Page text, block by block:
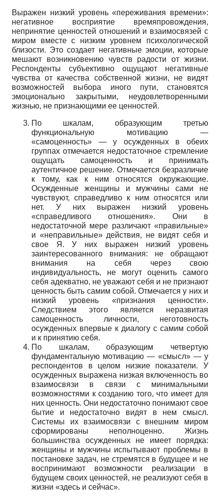
Выражен низкий уровень «переживания времени»:
негативное восприятие времяпровождения,
непринятие ценностей отношений и взаимосвязей с
миром вместе с низким уровнем психологической
близости. Это создает негативные эмоции, которые
мешают возникновению чувств радости от жизни.
Респонденты субъективно ощущают негативные
чувства от качества собственной жизни, не видят
возможностей выбора иного пути, становятся
эмоционально закрытыми, неудовлетворенными
жизнью, не признающими ее ценностей.
По шкалам, образующим третью
функциональную мотивацию —
«самоценность» — у осужденных в обеих
группах отмечается недостаточное стремление
ощущать самоценность и принимать
аутентичное решение. Отмечается безразличие
к тому, как к ним относятся окружающие.
Осужденные женщины и мужчины сами не
чувствуют, справедливо к ним относятся или
нет. У них выражен низкий уровень
«справедливого отношения». Они в
недостаточной мере различают «правильные»
и «неправильные» действия, не видят себя и
свое Я. У них выражен низкий уровень
заинтересованного внимания: не обращают
внимания на себя через свою
индивидуальность, не могут оценить самого
себя адекватно, не уважают себя и не признают
ценность быть самим собой. Отмечается у них и
низкий уровень «признания ценности».
Следствием этого является неразвитая
самоценность личности, неготовность
осужденных впервые к диалогу с самим собой
и к принятию себя.
По шкалам, образующим четвертую
фундаментальную мотивацию — «смысл» — у
респондентов в целом низкие показатели. У
осужденных выражена низкая включенность во
взаимосвязи в связи с минимальными
возможностями к созданию того, что имеет для
них ценность. Они недостаточно понимают свое
бытие и недостаточно видят в нем смысл.
Системы их взаимосвязи с внешним миром
сформированы неполноценно. Жизнь
большинства осужденных не имеет порядка:
женщины и мужчины испытывают проблемы в
постановке задач, не стремятся в будущее и не
воспринимают возможности реализации в
будущем своих ценностей, не реализуют себя в
жизни «здесь и сейчас».